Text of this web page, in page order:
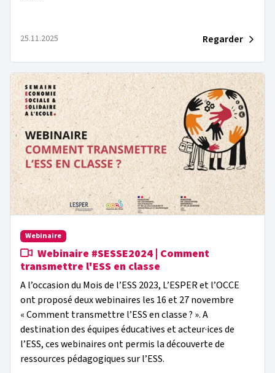
25.11.2025 Regarder
Webinaire
Webinaire #SESSE2024 | Comment
transmettre l'ESS en classe
A l’occasion du Mois de l’ESS 2023, L’ESPER et l’OCCE
ont proposé deux webinaires les 16 et 27 novembre
« Comment transmettre l’ESS en classe ? ». A
destination des équipes éducatives et acteur·ices de
l’ESS, ces webinaires ont permis la découverte de
ressources pédagogiques sur l’ESS.